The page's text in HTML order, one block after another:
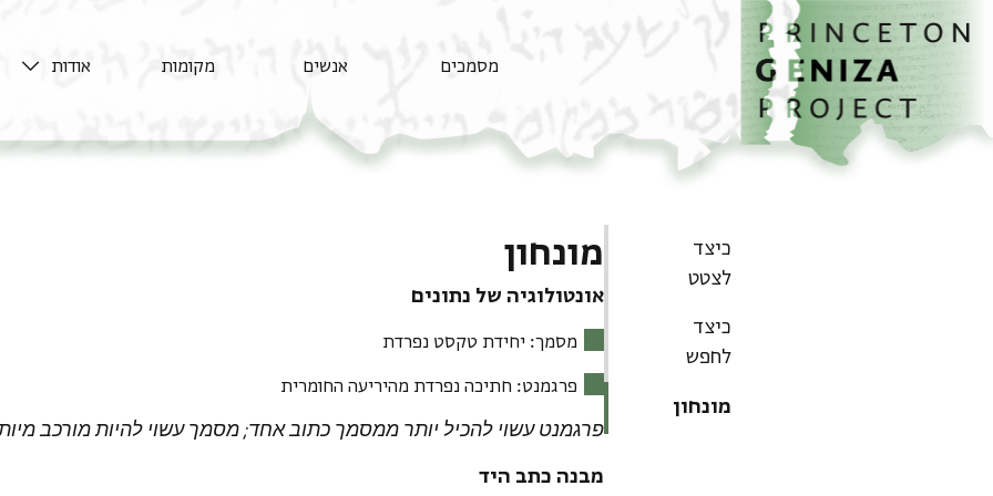
דילוג לתוכן
דף הבית
מסמכים אנשים מקומות אודות
כיצד
לצטט
כיצד
לחפש
מונחון
מונחון
אונטולוגיה של נתונים
מסמך: יחידת טקסט נפרדת
פרגמנט: חתיכה נפרדת מהיריעה החומרית
פרגמנט עשוי להכיל יותר ממסמך כתוב אחד; מסמך עשוי להיות מורכב
מבנה כתב היד